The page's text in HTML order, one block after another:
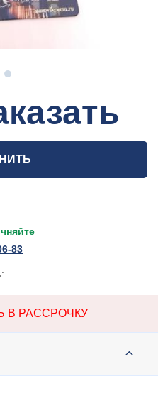
83
В РАССРОЧКУ